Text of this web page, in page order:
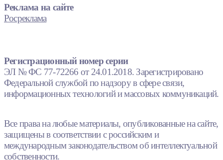
Реклама на сайте
Росреклама
Регистрационный номер серии
ЭЛ № ФС 77-72266 от 24.01.2018. Зарегистрировано
Федеральной службой по надзору в сфере связи,
информационных технологий и массовых коммуникаций.
Все права на любые материалы, опубликованные на сайте,
защищены в соответствии с российским и
международным законодательством об интеллектуальной
собственности.